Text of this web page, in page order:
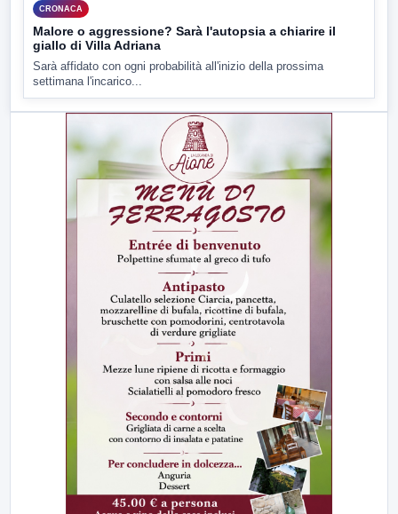
CRONACA
Malore o aggressione? Sarà l'autopsia a chiarire il
giallo di Villa Adriana
Sarà affidato con ogni probabilità all'inizio della prossima
settimana l'incarico...